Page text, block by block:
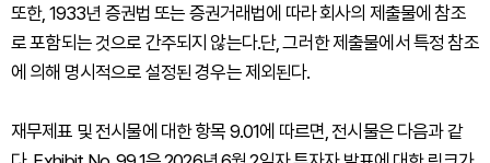
또한, 1933년 증권법 또는 증권거래법에 따라 회사의 제출물에 참조
로 포함되는 것으로 간주되지 않는다.단, 그러한 제출물에서 특정 참조
에 의해 명시적으로 설정된 경우는 제외된다.
재무제표 및 전시물에 대한 항목 9.01에 따르면, 전시물은 다음과 같